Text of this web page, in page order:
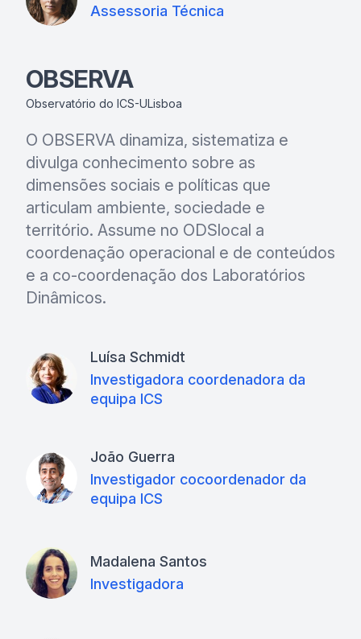
Assessoria Técnica
OBSERVA
Observatório do ICS-ULisboa
O OBSERVA dinamiza, sistematiza e
divulga conhecimento sobre as
dimensões sociais e políticas que
articulam ambiente, sociedade e
território. Assume no ODSlocal a
coordenação operacional e de conteúdos
e a co-coordenação dos Laboratórios
Dinâmicos.
Luísa Schmidt
Investigadora coordenadora da
equipa ICS
João Guerra
Investigador cocoordenador da
equipa ICS
Madalena Santos
Investigadora